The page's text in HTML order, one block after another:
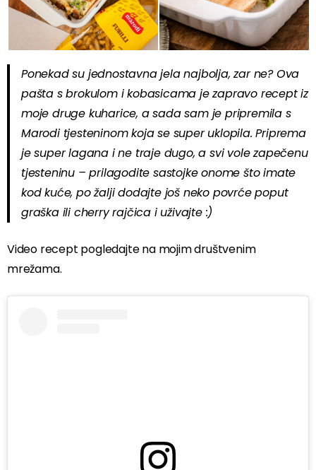
Ponekad su jednostavna jela najbolja, zar ne? Ova
pašta s brokulom i kobasicama je zapravo recept iz
moje druge kuharice, a sada sam je pripremila s
Marodi tjesteninom koja se super uklopila. Priprema
je super lagana i ne traje dugo, a svi vole zapečenu
tjesteninu – prilagodite sastojke onome što imate
kod kuće, po žalji dodajte još neko povrće poput
graška ili cherry rajčica i uživajte :)
Video recept pogledajte na mojim društvenim
mrežama.